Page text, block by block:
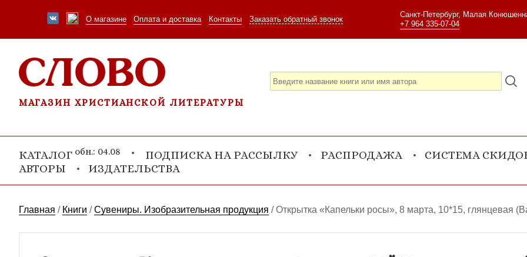
О магазине Оплата и доставка Контакты Заказать обратный звонок
Санкт-Петербург, Малая
+7 964 335-07-04
МАГАЗИН ХРИСТИАНСКОЙ ЛИТЕРАТУРЫ
КАТАЛОГ обн.: 04.08 ПОДПИСКА НА РАССЫЛКУ РАСПРОДАЖА
СИСТЕМА
АВТОРЫ
ИЗДАТЕЛЬСТВА
Главная / Книги /Сувениры. Изобразительная продукция /Открытка «Капельки росы», 8 марта, 10*15, глянцевая